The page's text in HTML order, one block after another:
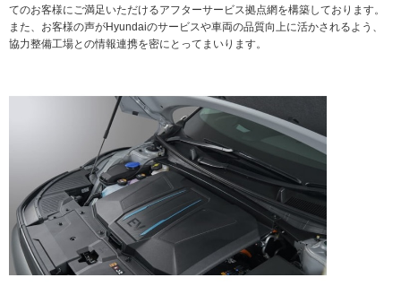
てのお客様にご満足いただけるアフターサービス拠点網を構築しております。
また、お客様の声がHyundaiのサービスや車両の品質向上に活かされるよう、
協力整備工場との情報連携を密にとってまいります。